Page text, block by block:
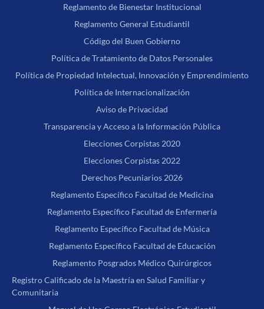
Reglamento de Bienestar Institucional
Reglamento General Estudiantil
Código del Buen Gobierno
Política de Tratamiento de Datos Personales
Política de Propiedad Intelectual, Innovación y Emprendimiento
Política de Internacionalización
Aviso de Privacidad
Transparencia y Acceso a la Información Pública
Elecciones Corpistas 2020
Elecciones Corpistas 2022
Derechos Pecuniarios 2026
Reglamento Específico Facultad de Medicina
Reglamento Específico Facultad de Enfermería
Reglamento Específico Facultad de Música
Reglamento Específico Facultad de Educación
Reglamento Posgrados Médico Quirúrgicos
Registro Calificado de la Maestría en Salud Familiar y
Comunitaria